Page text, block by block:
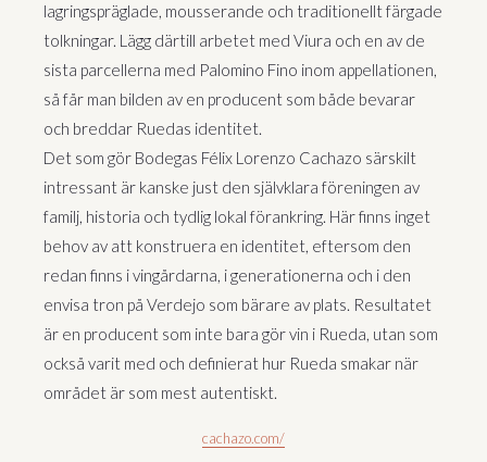
lagringspräglade, mousserande och traditionellt färgade
tolkningar. Lägg därtill arbetet med Viura och en av de
sista parcellerna med Palomino Fino inom appellationen,
så får man bilden av en producent som både bevarar
och breddar Ruedas identitet.
Det som gör Bodegas Félix Lorenzo Cachazo särskilt
intressant är kanske just den självklara föreningen av
familj, historia och tydlig lokal förankring. Här finns inget
behov av att konstruera en identitet, eftersom den
redan finns i vingårdarna, i generationerna och i den
envisa tron på Verdejo som bärare av plats. Resultatet
är en producent som inte bara gör vin i Rueda, utan som
också varit med och definierat hur Rueda smakar när
området är som mest autentiskt.
cachazo.com/